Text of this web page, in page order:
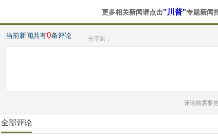
更多相关新闻请点击"川普"专题新闻
当前新闻共有0条评论 分享到：
评论前需要
全部评论